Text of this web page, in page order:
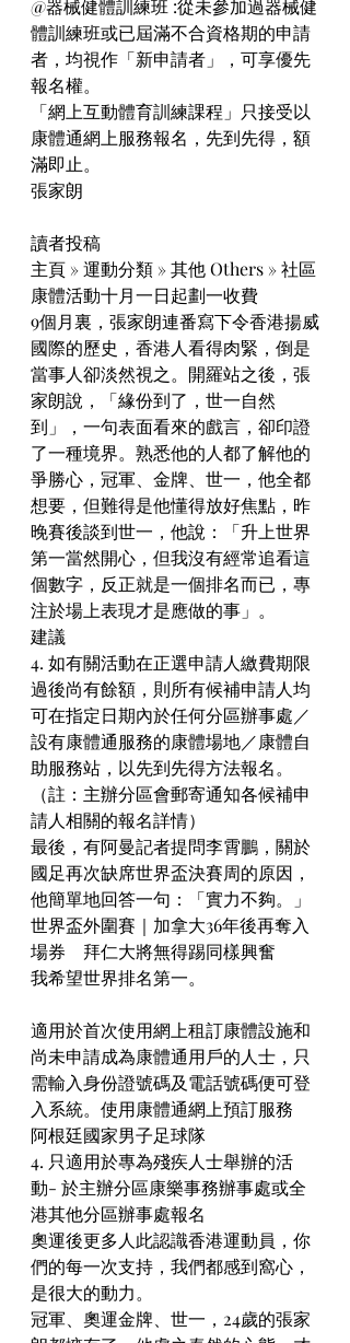
@器械健體訓練班 :從未參加過器械健
體訓練班或已屆滿不合資格期的申請
者，均視作「新申請者」，可享優先
報名權。
「網上互動體育訓練課程」只接受以
康體通網上服務報名，先到先得，額
滿即止。
張家朗
讀者投稿
主頁 » 運動分類 » 其他 Others » 社區
康體活動十月一日起劃一收費
9個月裏，張家朗連番寫下令香港揚威
國際的歷史，香港人看得肉緊，倒是
當事人卻淡然視之。開羅站之後，張
家朗說，「緣份到了，世一自然
到」，一句表面看來的戲言，卻印證
了一種境界。熟悉他的人都了解他的
爭勝心，冠軍、金牌、世一，他全都
想要，但難得是他懂得放好焦點，昨
晚賽後談到世一，他說：「升上世界
第一當然開心，但我沒有經常追看這
個數字，反正就是一個排名而已，專
注於場上表現才是應做的事」。
建議
4. 如有關活動在正選申請人繳費期限
過後尚有餘額，則所有候補申請人均
可在指定日期內於任何分區辦事處／
設有康體通服務的康體場地／康體自
助服務站，以先到先得方法報名。
（註：主辦分區會郵寄通知各候補申
請人相關的報名詳情）
最後，有阿曼記者提問李霄鵬，關於
國足再次缺席世界盃決賽周的原因，
他簡單地回答一句：「實力不夠。」
世界盃外圍賽｜加拿大36年後再奪入
場券　拜仁大將無得踢同樣興奮
我希望世界排名第一。
適用於首次使用網上租訂康體設施和
尚未申請成為康體通用戶的人士，只
需輸入身份證號碼及電話號碼便可登
入系統。使用康體通網上預訂服務
阿根廷國家男子足球隊
4. 只適用於專為殘疾人士舉辦的活
動- 於主辦分區康樂事務辦事處或全
港其他分區辦事處報名
奧運後更多人此認識香港運動員，你
們的每一次支持，我們都感到窩心，
是很大的動力。
冠軍、奧運金牌、世一，24歲的張家